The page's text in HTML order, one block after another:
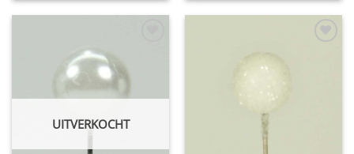
wenslijst
UITVERKOCHT